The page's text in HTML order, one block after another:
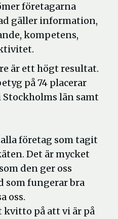
företagarna
gäller information,
kompetens,
är ett högt resultat.
på 74 placerar
län samt
företag som tagit
Det är mycket
den ger oss
som fungerar bra
oss.
på att vi är på